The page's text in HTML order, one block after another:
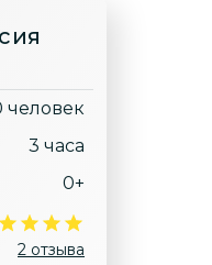
человек
3 часа
0+
2 отзыва